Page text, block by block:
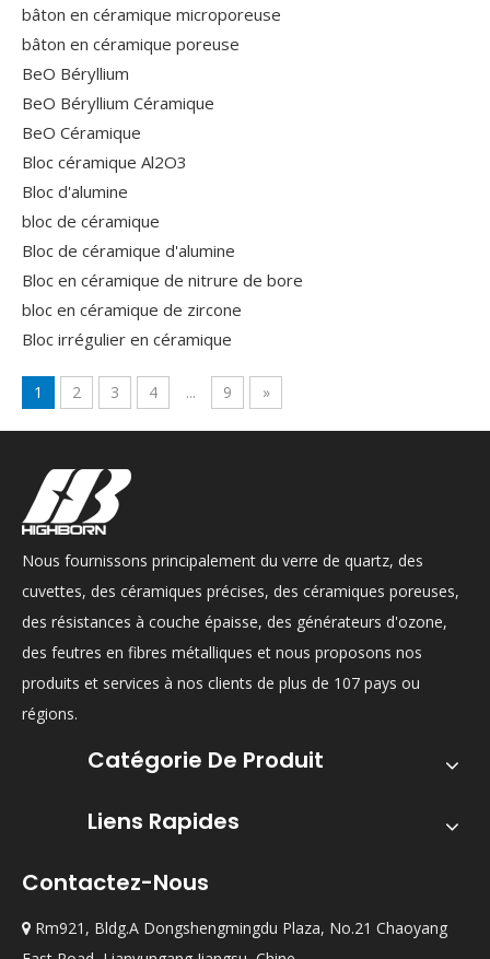
bâton en céramique microporeuse
bâton en céramique poreuse
BeO Béryllium
BeO Béryllium Céramique
BeO Céramique
Bloc céramique Al2O3
Bloc d'alumine
bloc de céramique
Bloc de céramique d'alumine
Bloc en céramique de nitrure de bore
bloc en céramique de zircone
Bloc irrégulier en céramique
1 2 3 4 ... 9 »
Nous fournissons principalement du verre de quartz, des
cuvettes, des céramiques précises, des céramiques poreuses,
des résistances à couche épaisse, des générateurs d'ozone,
des feutres en fibres métalliques et nous proposons nos
produits et services à nos clients de plus de 107 pays ou
régions.
Catégorie De Produit
Liens Rapides
Contactez-Nous
 Rm921, Bldg.A Dongshengmingdu Plaza, No.21 Chaoyang